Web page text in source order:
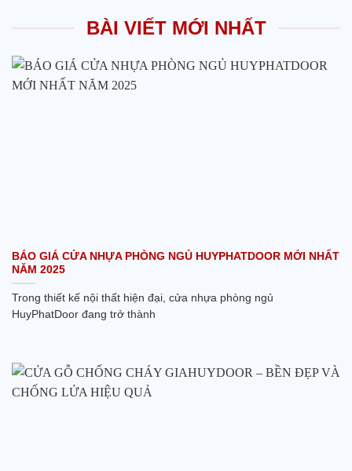
BÀI VIẾT MỚI NHẤT
BÁO GIÁ CỬA NHỰA PHÒNG NGỦ HUYPHATDOOR MỚI NHẤT
NĂM 2025
Trong thiết kế nội thất hiện đại, cửa nhựa phòng ngủ
HuyPhatDoor đang trở thành